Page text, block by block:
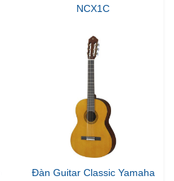
NCX1C
Đàn Guitar Classic Yamaha